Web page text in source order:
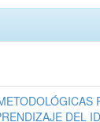
DEL